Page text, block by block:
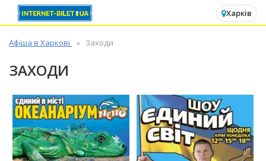
Харків
Афіша в Харкові Заходи
ЗАХОДИ